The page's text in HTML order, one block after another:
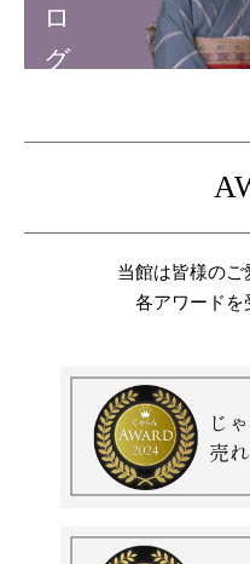
ロ
グ
当館は皆様のご
各アワードを